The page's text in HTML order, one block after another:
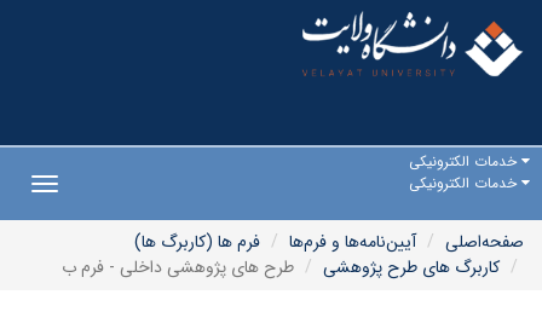
خدمات الکترونیکی
خدمات الکترونیکی
صفحه‌اصلی
آیین‌نامه‌ها و فرم‌ها
فرم ها (کاربرگ ها)
کاربرگ های طرح پژوهشی
طرح های پژوهشی داخلی - فرم ب